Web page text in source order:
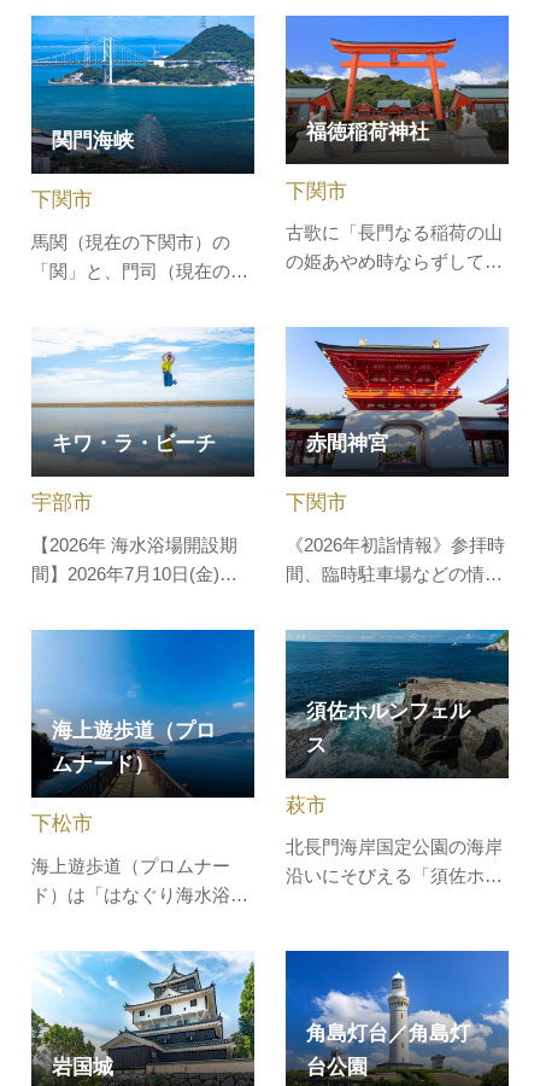
時代初期の1673年に創建さ
れたもので、長さ193.3ｍ
幅5ｍの五連アーチを描い
ています。春にはソメイヨ
シノをはじめとする約1500
本の桜、夏には木々の緑、
秋には紅葉が彩を添え優雅
した！日本最大級のカルス
ト台地「秋吉台」。見渡す
限りの草原に、白い石灰岩
が顔を出す様子はまるで羊
の群れのよう。日本三大カ
ルストにも数えられ、年間
を通じて観光客で賑わいま
す。カル…
関門海峡
馬関（現在の下関市）の
「関」と、門司（現在の北
取ったもので、約6000年前
に本州と九州が分断され海
峡が形成されたといわれて
います。関門海峡を陸路で
渡る方法は「関門橋」「関
門トンネル」を渡るか、地
下トンネルに繋がる電車を
利用する3…
下関市
福徳稲荷神社
古歌に「長門なる稲荷の山
の姫あやめ時ならずして如
運、商売繁盛、家内安全、
航海安全、学業成就、交通
安全、豊漁祈願と、ご利益
も多彩です。 赤い千本鳥居
と青い海、響灘に浮かぶ
島々のコントラストが美し
下関市
キワ・ラ・ビーチ
【2026年 海水浴場開設期
間】2026年7月10日(金)～8
ニ塩湖」、宇部のキワ・
ラ・ビーチ。リゾート地の
ような美しい風景が広が
る、絶景写真スポットで
す。風のない日の潮溜まり
(潮が引いた後に残る水たま
ような水面に…
宇部市
赤間神宮
《2026年初詣情報》参拝時
間、臨時駐車場などの情報
れ、わずか8歳という幼さ
で入水された安徳天皇を祀
る「赤間神宮」。竜宮城を
イメージして建立された朱
色の水天門が、堂々と参拝
客を迎えてくれ、安産・家
内安全・無病息災・開運招
福・海上…
下関市
海上遊歩道（プロ
ムナード）
海上遊歩道（プロムナー
ド）は「はなぐり海水浴
に沿って整備されていま
す。全長は約300mあり、
潮風を感じながら海上散歩
ができます。また、ひらめ
の供養塔や釣りなどが楽し
下松市
須佐ホルンフェル
ス
北長門海岸国定公園の海岸
沿いにそびえる「須佐ホル
に堆積した砂泥互層からな
る須佐層群に、高温の火成
岩体（高山はんれい岩）が
貫入し、その熱で変成作用
萩市
岩国城
角島灯台／角島灯
台公園